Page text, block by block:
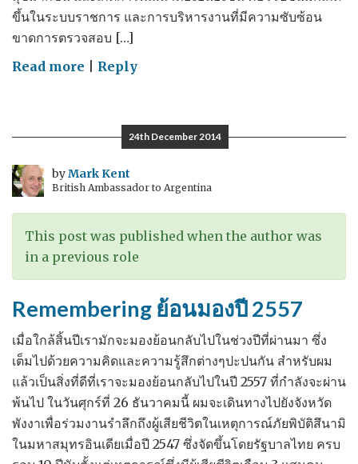
ขึ้นในระบบราชการ และการบริหารงานที่มีความซับซ้อน
ขาดการตรวจสอบ […]
Read more on
speech
CoST
–
สุนทรพจน์
ใน
งาน
ความ
โปร่งใส
ใน
ภาค
การ
ก่อสร้าง
Reply
24th December 2014
byMark Kent
British Ambassador to Argentina
This post was published when the author was
in a previous role
Remembering ย้อนมองปี 2557
เมื่อใกล้สิ้นปีเรามักจะมองย้อนกลับไปในช่วงปีที่ผ่านมา ซึ่ง
เต็มไปด้วยความคิดและความรู้สึกต่างๆปะปนกัน สำหรับผม
แล้วเป็นสิ่งที่ดีที่เราจะมองย้อนกลับไปในปี 2557 ที่กำลังจะผ่าน
พ้นไป ในวันศุกร์ที่ 26 ธันวาคมนี้ ผมจะเดินทางไปยังจังหวัด
พังงาเพื่อร่วมงานรำลึกถึงผู้เสียชีวิตในเหตุการณ์ภัยพิบัติสึนามิ
ในมหาสมุทรอินเดียเมื่อปี 2547 ซึ่งจัดขึ้นโดยรัฐบาลไทย ครบ